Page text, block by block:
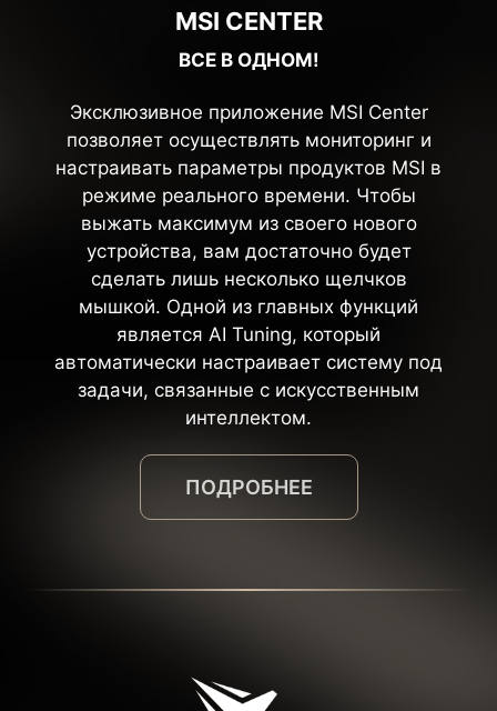
MSI CENTER
ВСЕ В ОДНОМ!
Эксклюзивное приложение MSI Center
позволяет осуществлять мониторинг и
настраивать параметры продуктов MSI в
режиме реального времени. Чтобы
выжать максимум из своего нового
устройства, вам достаточно будет
сделать лишь несколько щелчков
мышкой. Одной из главных функций
является AI Tuning, который
автоматически настраивает систему под
задачи, связанные с искусственным
интеллектом.
ПОДРОБНЕЕ